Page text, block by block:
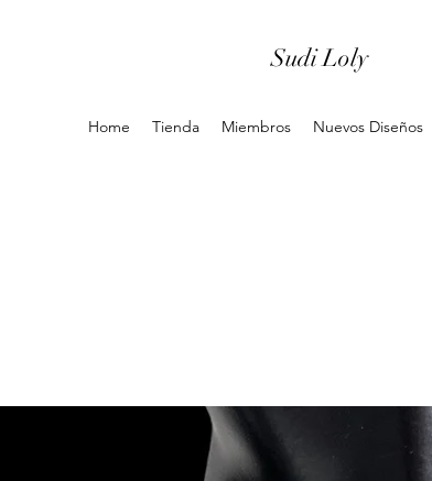
Sudi Loly
Home Tienda Miembros Nuevos Diseños